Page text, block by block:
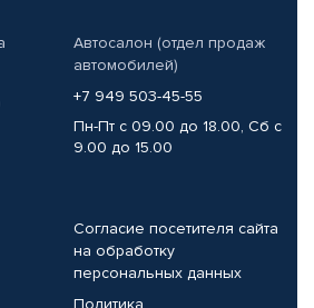
Автосалон (отдел продаж
автомобилей)
+7 949 503-45-55
Пн-Пт с 09.00 до 18.00, Сб с
9.00 до 15.00
Согласие посетителя сайта
на обработку
персональных данных
Политика